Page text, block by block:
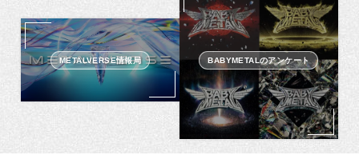
METALVERSE情報局 BABYMETALのアンケート